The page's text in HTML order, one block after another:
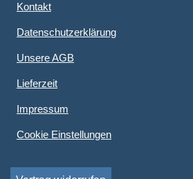
Kontakt
Datenschutzerklärung
Unsere AGB
Lieferzeit
Impressum
Cookie Einstellungen